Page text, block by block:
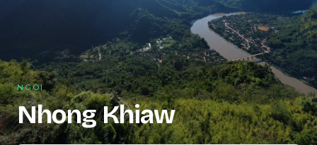
NGOI
Nhong Khiaw